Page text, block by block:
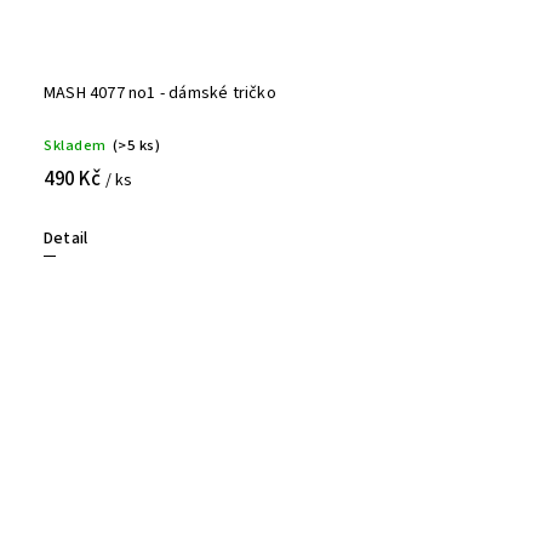
MASH 4077 no1 - dámské tričko
Skladem (>5 ks)
490 Kč / ks
Detail